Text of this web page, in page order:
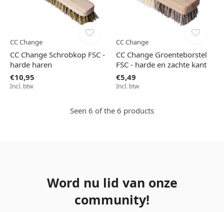
CC Change
CC Change Schrobkop FSC -
harde haren
€10,95
Incl. btw
CC Change
CC Change Groenteborstel
FSC - harde en zachte kant
€5,49
Incl. btw
Seen 6 of the 6 products
Word nu lid van onze
community!